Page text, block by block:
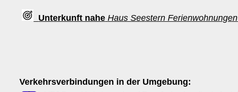
Unterkunft nahe Haus Seestern Ferienwohnungen
Verkehrsverbindungen in der Umgebung: